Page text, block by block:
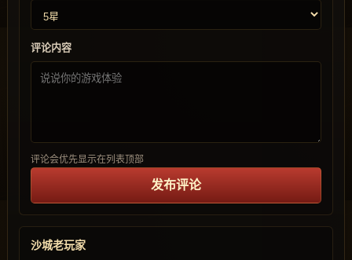
评论内容
评论会优先显示在列表顶部
发布评论
沙城老玩家